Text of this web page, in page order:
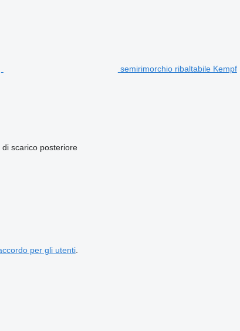
semirimorchio ribaltabile Kempf
di scarico posteriore
per gli utenti.